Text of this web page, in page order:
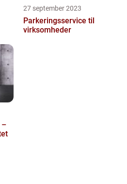
27 september 2023
Parkeringsservice til
virksomheder
–